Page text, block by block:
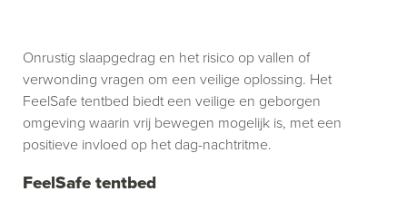
FeelSafe tentbed
Onrustig slaapgedrag en het risico op vallen of
verwonding vragen om een veilige oplossing. Het
FeelSafe tentbed biedt een veilige en geborgen
omgeving waarin vrij bewegen mogelijk is, met een
positieve invloed op het dag-nachtritme.